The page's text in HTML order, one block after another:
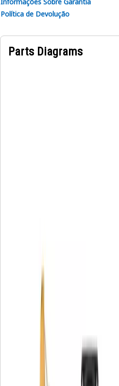
Política de Devolução
Parts Diagrams